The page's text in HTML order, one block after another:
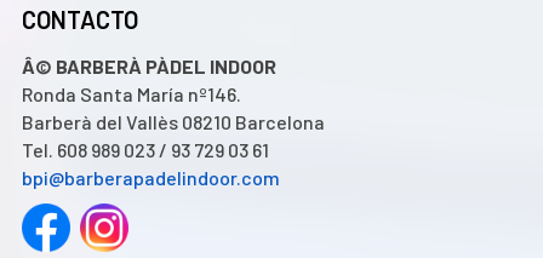
CONTACTO
Â© BARBERÀ PÀDEL INDOOR
Ronda Santa María nº146.
Barberà del Vallès 08210 Barcelona
Tel. 608 989 023 / 93 729 03 61
bpi@barberapadelindoor.com